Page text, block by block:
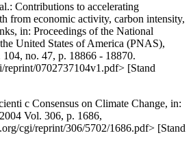
Contributions to accelerating
from economic activity, carbon intensity,
in: Proceedings of the National
United States of America (PNAS),
no. 47, p. 18866 - 18870.
0702737104v1.pdf> [Stand
c Consensus on Climate Change, in:
Vol. 306, p. 1686,
cgi/reprint/306/5702/1686.pdf> [Stand